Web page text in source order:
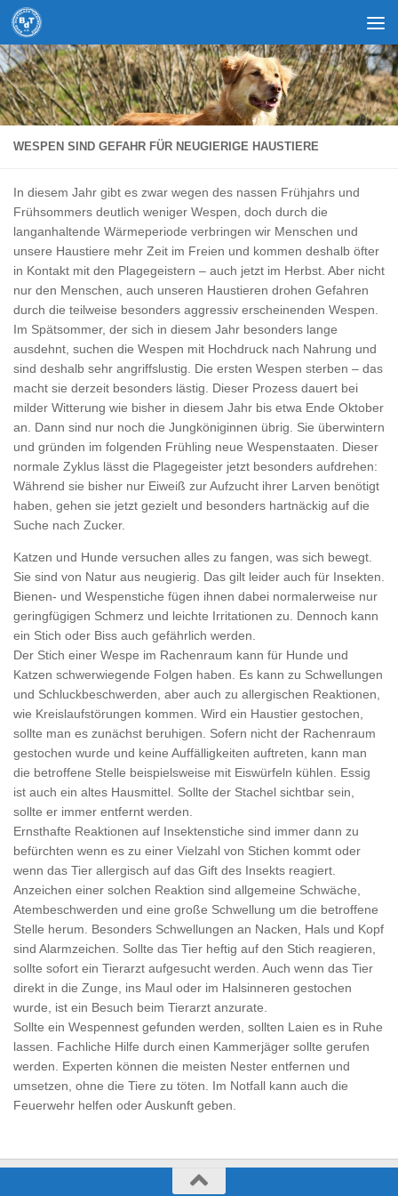
Zum Inhalt springen
WESPEN SIND GEFAHR FÜR NEUGIERIGE HAUSTIERE
In diesem Jahr gibt es zwar wegen des nassen Frühjahrs und
Frühsommers deutlich weniger Wespen, doch durch die
langanhaltende Wärmeperiode verbringen wir Menschen und
unsere Haustiere mehr Zeit im Freien und kommen deshalb öfter
in Kontakt mit den Plagegeistern – auch jetzt im Herbst. Aber nicht
nur den Menschen, auch unseren Haustieren drohen Gefahren
durch die teilweise besonders aggressiv erscheinenden Wespen.
Im Spätsommer, der sich in diesem Jahr besonders lange
ausdehnt, suchen die Wespen mit Hochdruck nach Nahrung und
sind deshalb sehr angriffslustig. Die ersten Wespen sterben – das
macht sie derzeit besonders lästig. Dieser Prozess dauert bei
milder Witterung wie bisher in diesem Jahr bis etwa Ende Oktober
an. Dann sind nur noch die Jungköniginnen übrig. Sie überwintern
und gründen im folgenden Frühling neue Wespenstaaten. Dieser
normale Zyklus lässt die Plagegeister jetzt besonders aufdrehen:
Während sie bisher nur Eiweiß zur Aufzucht ihrer Larven benötigt
haben, gehen sie jetzt gezielt und besonders hartnäckig auf die
Suche nach Zucker.
Katzen und Hunde versuchen alles zu fangen, was sich bewegt.
Sie sind von Natur aus neugierig. Das gilt leider auch für Insekten.
Bienen- und Wespenstiche fügen ihnen dabei normalerweise nur
geringfügigen Schmerz und leichte Irritationen zu. Dennoch kann
ein Stich oder Biss auch gefährlich werden.
Der Stich einer Wespe im Rachenraum kann für Hunde und
Katzen schwerwiegende Folgen haben. Es kann zu Schwellungen
und Schluckbeschwerden, aber auch zu allergischen Reaktionen,
wie Kreislaufstörungen kommen. Wird ein Haustier gestochen,
sollte man es zunächst beruhigen. Sofern nicht der Rachenraum
gestochen wurde und keine Auffälligkeiten auftreten, kann man
die betroffene Stelle beispielsweise mit Eiswürfeln kühlen. Essig
ist auch ein altes Hausmittel. Sollte der Stachel sichtbar sein,
sollte er immer entfernt werden.
Ernsthafte Reaktionen auf Insektenstiche sind immer dann zu
befürchten wenn es zu einer Vielzahl von Stichen kommt oder
wenn das Tier allergisch auf das Gift des Insekts reagiert.
Anzeichen einer solchen Reaktion sind allgemeine Schwäche,
Atembeschwerden und eine große Schwellung um die betroffene
Stelle herum. Besonders Schwellungen an Nacken, Hals und Kopf
sind Alarmzeichen. Sollte das Tier heftig auf den Stich reagieren,
sollte sofort ein Tierarzt aufgesucht werden. Auch wenn das Tier
direkt in die Zunge, ins Maul oder im Halsinneren gestochen
wurde, ist ein Besuch beim Tierarzt anzurate.
Sollte ein Wespennest gefunden werden, sollten Laien es in Ruhe
lassen. Fachliche Hilfe durch einen Kammerjäger sollte gerufen
werden. Experten können die meisten Nester entfernen und
umsetzen, ohne die Tiere zu töten. Im Notfall kann auch die
Feuerwehr helfen oder Auskunft geben.